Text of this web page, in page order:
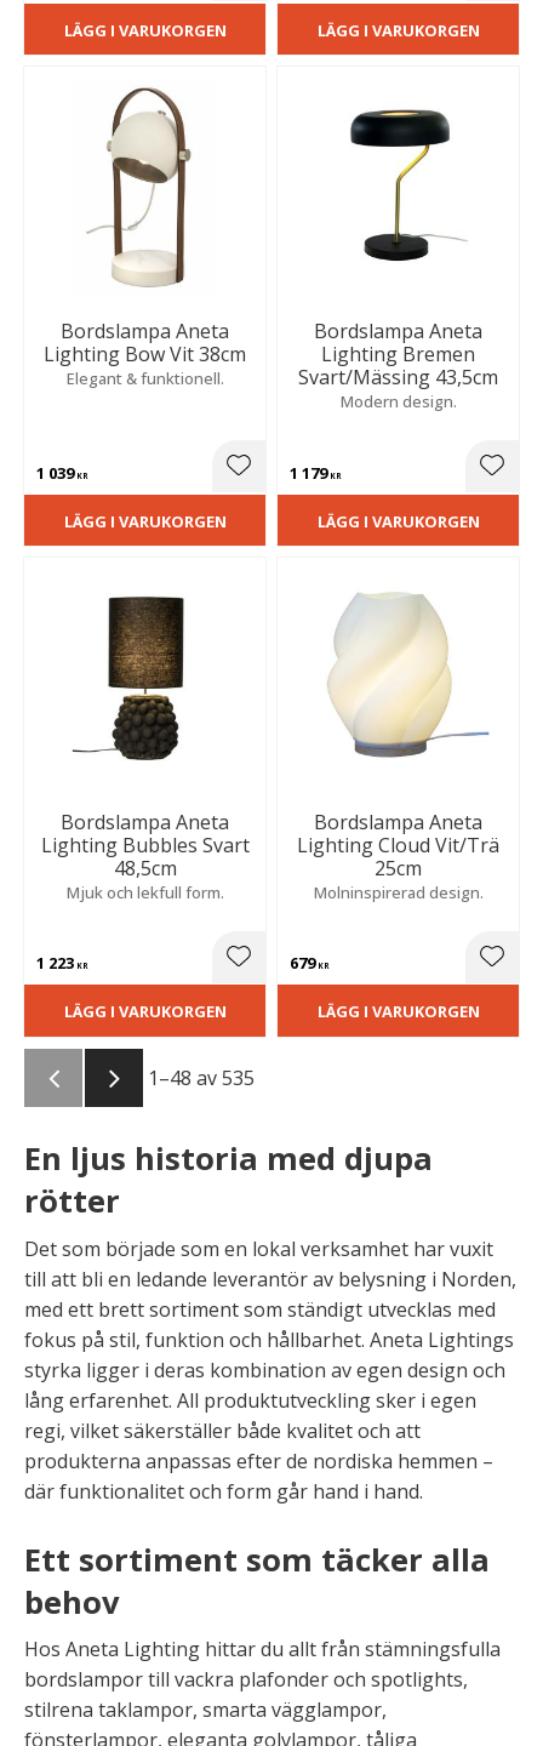
LÄGG I VARUKORGEN LÄGG I VARUKORGEN
Bordslampa Aneta
Lighting Bow Vit 38cm
Elegant & funktionell.
1 039KR Lägg till i favoriter
LÄGG I VARUKORGEN
Bordslampa Aneta
Lighting Bremen
Svart/Mässing 43,5cm
Modern design.
1 179KR
LÄGG I VARUKORGEN
Bordslampa Aneta
Lighting Bubbles Svart
48,5cm
Mjuk och lekfull form.
1 223 KR Lägg till i favoriter
LÄGG I VARUKORGEN
Bordslampa Aneta
Lighting Cloud Vit/Trä
25cm
Molninspirerad design.
679KR
LÄGG I VARUKORGEN
1–48 av535
En ljus historia med djupa
rötter
Det som började som en lokal verksamhet har vuxit
till att bli en ledande leverantör av belysning i Norden,
med ett brett sortiment som ständigt utvecklas med
fokus på stil, funktion och hållbarhet. Aneta Lightings
styrka ligger i deras kombination av egen design och
lång erfarenhet. All produktutveckling sker i egen
regi, vilket säkerställer både kvalitet och att
produkterna anpassas efter de nordiska hemmen –
där funktionalitet och form går hand i hand.
Ett sortiment som täcker alla
behov
Hos Aneta Lighting hittar du allt från stämningsfulla
bordslampor till vackra plafonder och spotlights,
stilrena taklampor, smarta vägglampor,
fönsterlampor, eleganta golvlampor, tåliga